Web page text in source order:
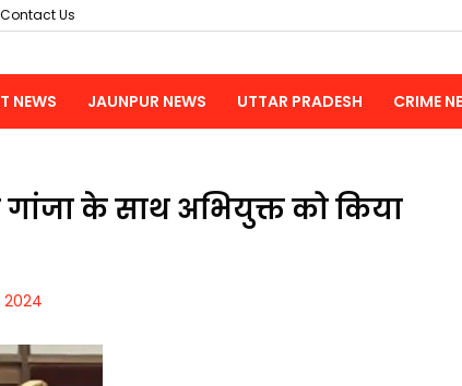
Contact Us
NEWS JAUNPUR NEWS UTTAR PRADESH CRIME
के साथ अभियुक्त को किया
2024